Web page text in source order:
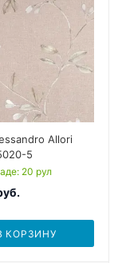
Allori
5
: 20 рул
КОРЗИНУ